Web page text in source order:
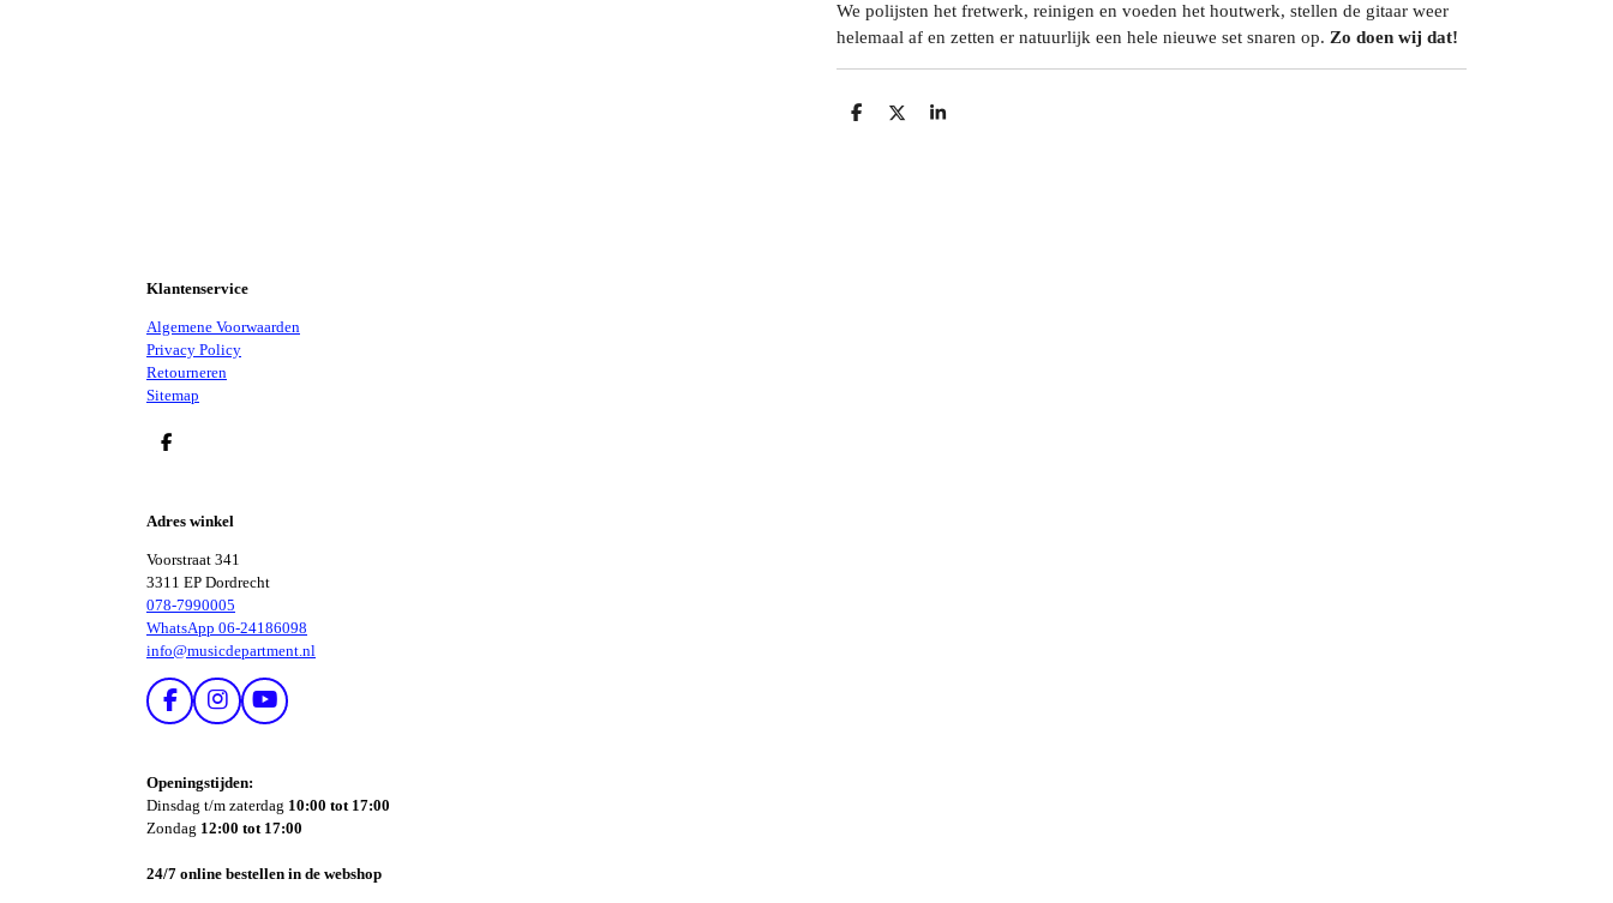
We polijsten het fretwerk, reinigen en voeden het houtwerk, stellen de gitaar weer
helemaal af en zetten er natuurlijk een hele nieuwe set snaren op. Zo doen wij dat!
D
D
S
Klantenservice
Algemene Voorwaarden
Privacy Policy
Retourneren
Sitemap
D
N
Adres winkel
Voorstraat 341
3311 EP Dordrecht
078-7990005
WhatsApp 06-24186098
info@musicdepartment.nl
F
B
O
I
T
A
R
M
Y
U
E
Openingstijden:
Dinsdag t/m zaterdag 10:00 tot 17:00
Zondag 12:00 tot 17:00
24/7 online bestellen in de webshop